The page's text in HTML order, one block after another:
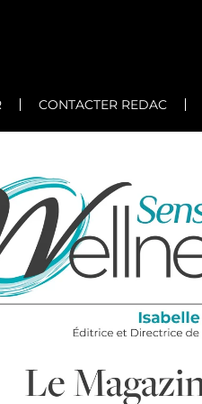
CONTACTER REDAC